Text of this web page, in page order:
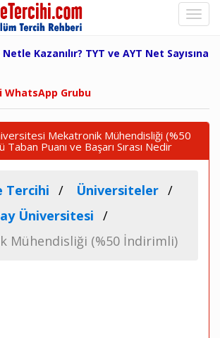
Kazanılır? TYT ve AYT Net Sayısına
Grubu
Mekatronik Mühendisliği (%50
Puanı ve Başarı Sırası Nedir
Tercihi
Üniversiteler
Üniversitesi
Mühendisliği (%50 İndirimli)